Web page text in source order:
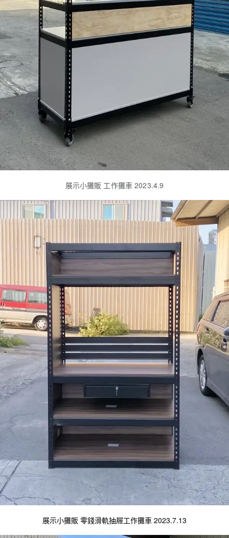
展示小攤販 工作攤車 2023.4.9
展示小攤販 零錢滑軌抽屜工作攤車 2023.7.13